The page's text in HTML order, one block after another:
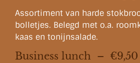
Assortiment van harde
bolletjes. Belegd met o.a.
kaas en tonijnsalade.
Business lunch – €9,50